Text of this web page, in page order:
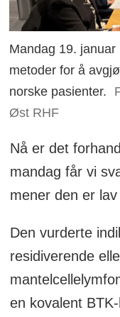
Mandag 19.
metoder for å
norske pasienter.
Øst RHF
Nå er det
mandag får vi
mener den er
Den vurderte
residiverende
en kovalent